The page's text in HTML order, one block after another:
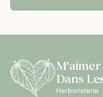
M'aimer
Dans
Herboristerie